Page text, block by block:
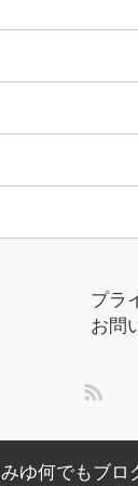
プラ
お問
みゆ何でもブロ